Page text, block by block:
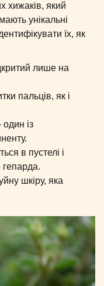
хижаків, який
унікальні
їх, як
лише на
пальців, як і
із
в пустелі і
гепарда.
шкіру, яка